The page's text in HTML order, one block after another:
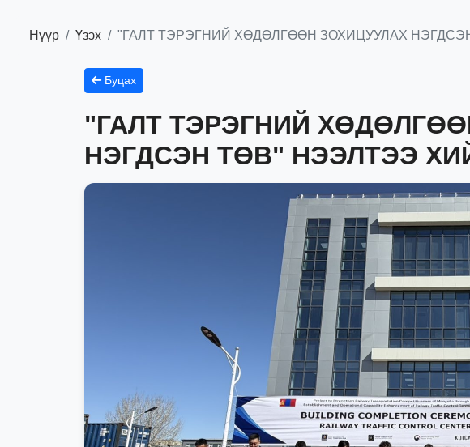
Нүүр Үзэх "ГАЛТ ТЭРЭГНИЙ ХӨДӨЛГӨӨН ЗОХИЦУУЛАХ
Буцах
"ГАЛТ ТЭРЭГНИЙ
НЭГДСЭН ТӨВ" НЭЭЛТЭЭ